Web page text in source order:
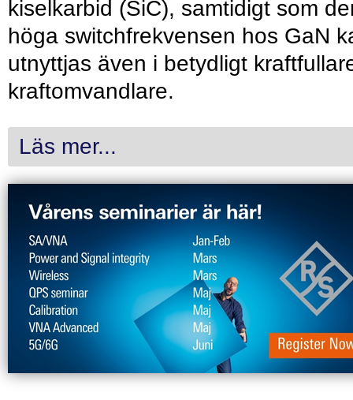
kiselkarbid (SiC), samtidigt som
höga switchfrekvensen hos GaN
utnyttjas även i betydligt
kraftomvandlare.
Läs mer...